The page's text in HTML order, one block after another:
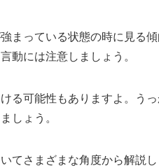
まっている状態の時に見る
動には注意しましょう。
る可能性もありますよ。う
しょう。
てさまざまな角度から解説し